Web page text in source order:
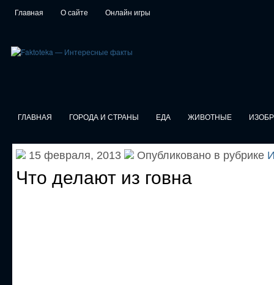
Главная О сайте Онлайн игры
ГЛАВНАЯ ГОРОДА И СТРАНЫ ЕДА ЖИВОТНЫЕ
15 февраля, 2013 Опубликовано в рубрике
Что делают из говна